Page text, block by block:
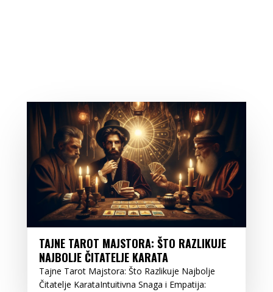
TAJNE TAROT MAJSTORA: ŠTO RAZLIKUJE
NAJBOLJE ČITATELJE KARATA
Tajne Tarot Majstora: Što Razlikuje Najbolje
Čitatelje KarataIntuitivna Snaga i Empatija: